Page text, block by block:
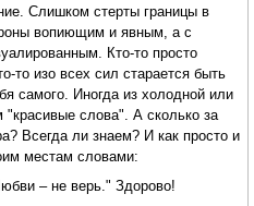
Слишком стерты границы в
вопиющим и явным, а с
Кто-то просто
то изо всех сил старается быть
самого. Иногда из холодной или
"красивые слова". А сколько за
Всегда ли знаем? И как просто и
местам словами:
– не верь." Здорово!